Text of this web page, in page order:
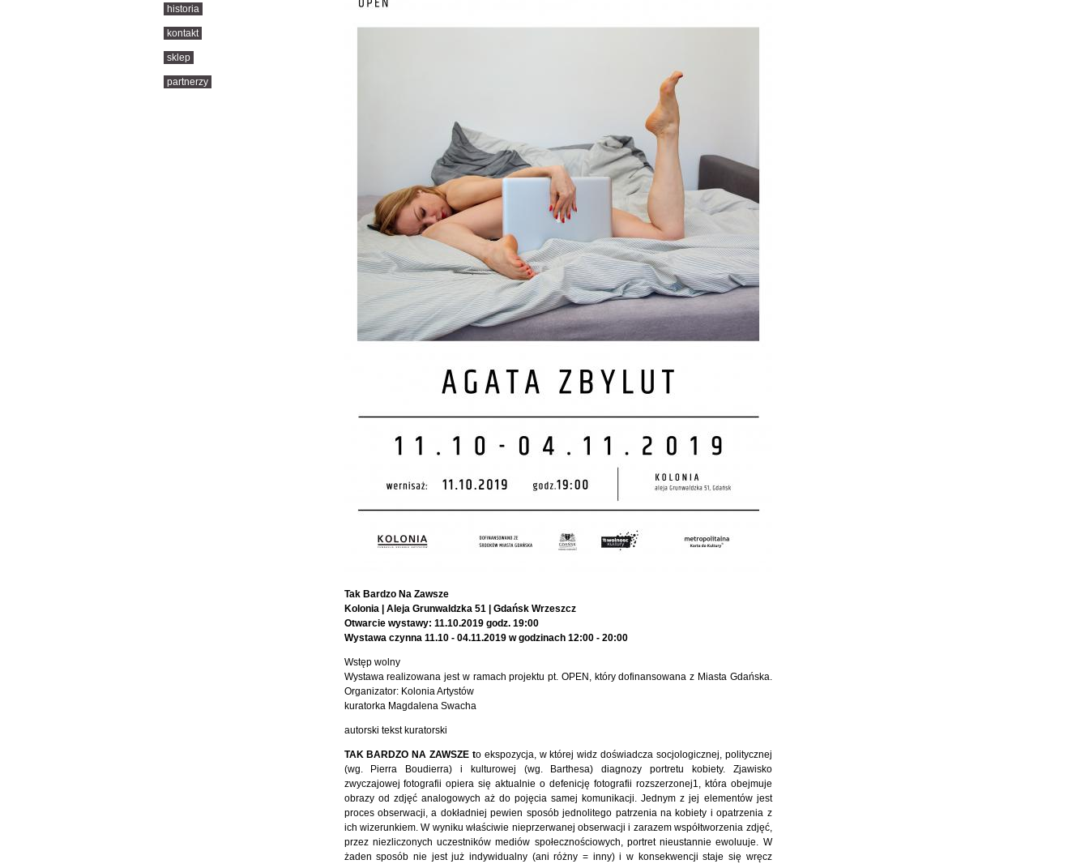
historia
kontakt
sklep
partnerzy
Tak Bardzo Na Zawsze
Kolonia | Aleja Grunwaldzka 51 | Gdańsk Wrzeszcz
Otwarcie wystawy: 11.10.2019 godz. 19:00
Wystawa czynna 11.10 - 04.11.2019 w godzinach 12:00 - 20:00
Wstęp wolny
Wystawa realizowana jest w ramach projektu pt. OPEN, który dofinansowana z Miasta Gdańska.
Organizator: Kolonia Artystów
kuratorka Magdalena Swacha
autorski tekst kuratorski
TAK BARDZO NA ZAWSZE to ekspozycja, w której widz doświadcza socjologicznej, politycznej
(wg. Pierra Boudierra) i kulturowej (wg. Barthesa) diagnozy portretu kobiety. Zjawisko
zwyczajowej fotografii opiera się aktualnie o defenicję fotografii rozszerzonej1, która obejmuje
obrazy od zdjęć analogowych aż do pojęcia samej komunikacji. Jednym z jej elementów jest
proces obserwacji, a dokładniej pewien sposób jednolitego patrzenia na kobiety i opatrzenia z
ich wizerunkiem. W wyniku właściwie nieprzerwanej obserwacji i zarazem współtworzenia zdjęć,
przez niezliczonych uczestników mediów społecznościowych, portret nieustannie ewoluuje. W
żaden sposób nie jest już indywidualny (ani różny = inny) i w konsekwencji staje się wręcz